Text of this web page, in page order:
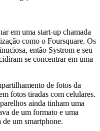
em uma start-up chamada
como o Foursquare. Os
então Systrom e seu
se concentrar em uma
de fotos da
fotos tiradas com celulares.
ainda tinham uma
de um formato e uma
de um smartphone.